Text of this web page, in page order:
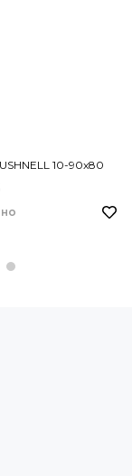
10-90x80